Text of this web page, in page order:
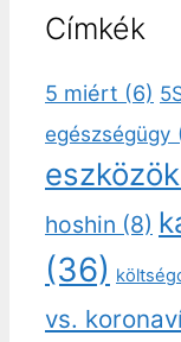
Címkék
5 miért (6)
egészségügy
eszközök
hoshin (8)
(36)
vs.